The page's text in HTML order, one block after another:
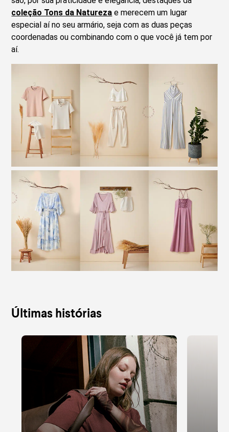
coleção Tons da Natureza e merecem um lugar
especial aí no seu armário, seja com as duas peças
coordenadas ou combinando com o que você já tem por
aí.
Últimas histórias